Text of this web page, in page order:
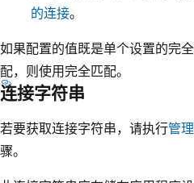
的连接。
如果配置的值既是单个设置的完
配，则使用完全匹配。
连接字符串
若要获取连接字符串，请执行管
骤。